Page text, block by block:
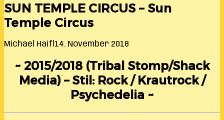
SUN TEMPLE CIRCUS – Sun
Temple Circus
Michael Haifl 14. November 2018
~ 2015/2018 (Tribal Stomp/Shack
Media) – Stil: Rock / Krautrock /
Psychedelia ~